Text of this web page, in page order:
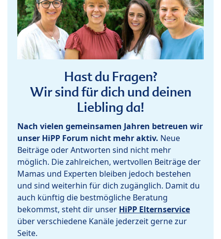
Hast du Fragen?
Wir sind für dich und deinen
Liebling da!
Nach vielen gemeinsamen Jahren betreuen wir
unser HiPP Forum nicht mehr aktiv. Neue
Beiträge oder Antworten sind nicht mehr
möglich. Die zahlreichen, wertvollen Beiträge der
Mamas und Experten bleiben jedoch bestehen
und sind weiterhin für dich zugänglich. Damit du
auch künftig die bestmögliche Beratung
bekommst, steht dir unser HiPP Elternservice
über verschiedene Kanäle jederzeit gerne zur
Seite.